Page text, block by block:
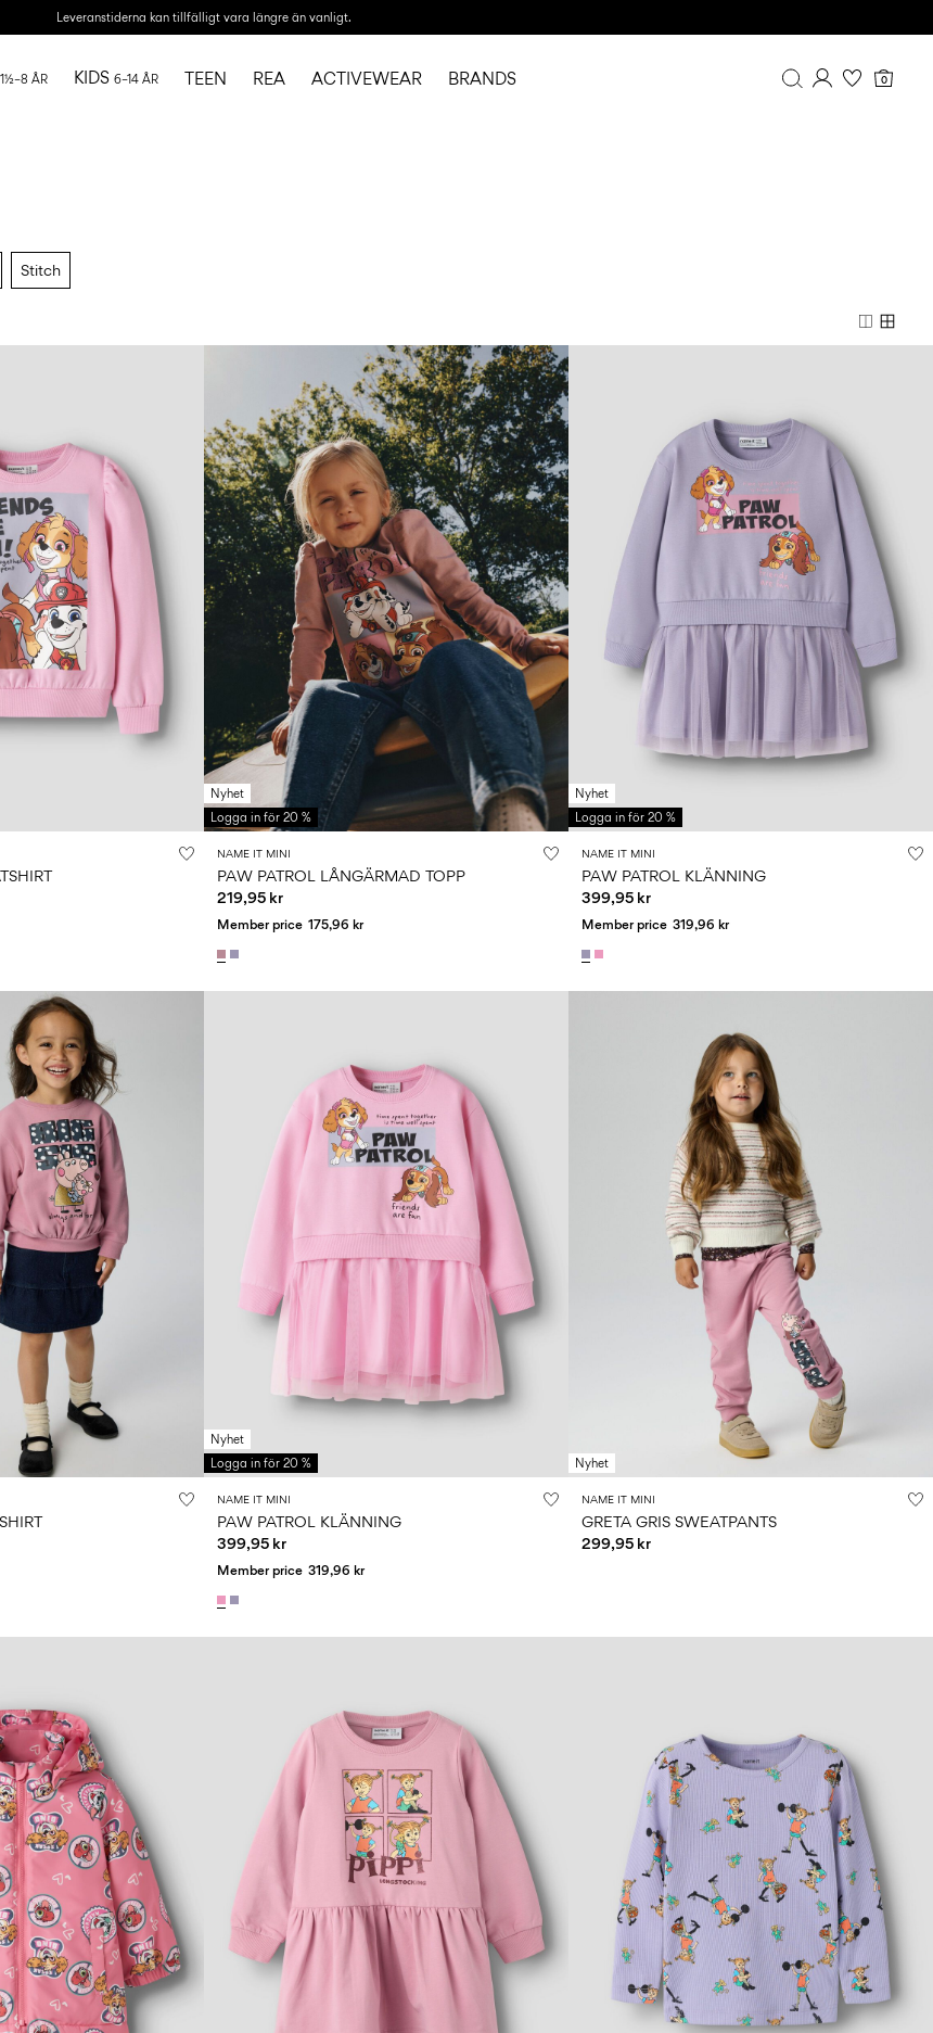
Leveranstiderna kan tillfälligt vara längre än vanligt.
0
1½–8 ÅR KIDS 6–14 ÅR TEEN REA ACTIVEWEAR BRANDS
Stitch
Nyhet
Logga in för 20 %
NAME IT MINI
PAW PATROL LÅNGÄRMAD TOPP
219,95 kr
Member price 175,96 kr
Nyhet
Logga in för 20 %
NAME IT MINI
PAW PATROL KLÄNNING
399,95 kr
Member price 319,96 kr
Nyhet
Logga in för 20 %
NAME IT MINI
PAW PATROL KLÄNNING
399,95 kr
Member price 319,96 kr
Nyhet
NAME IT MINI
GRETA GRIS SWEATPANTS
299,95 kr